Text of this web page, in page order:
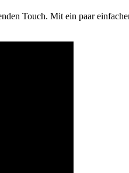
Touch. Mit ein paar